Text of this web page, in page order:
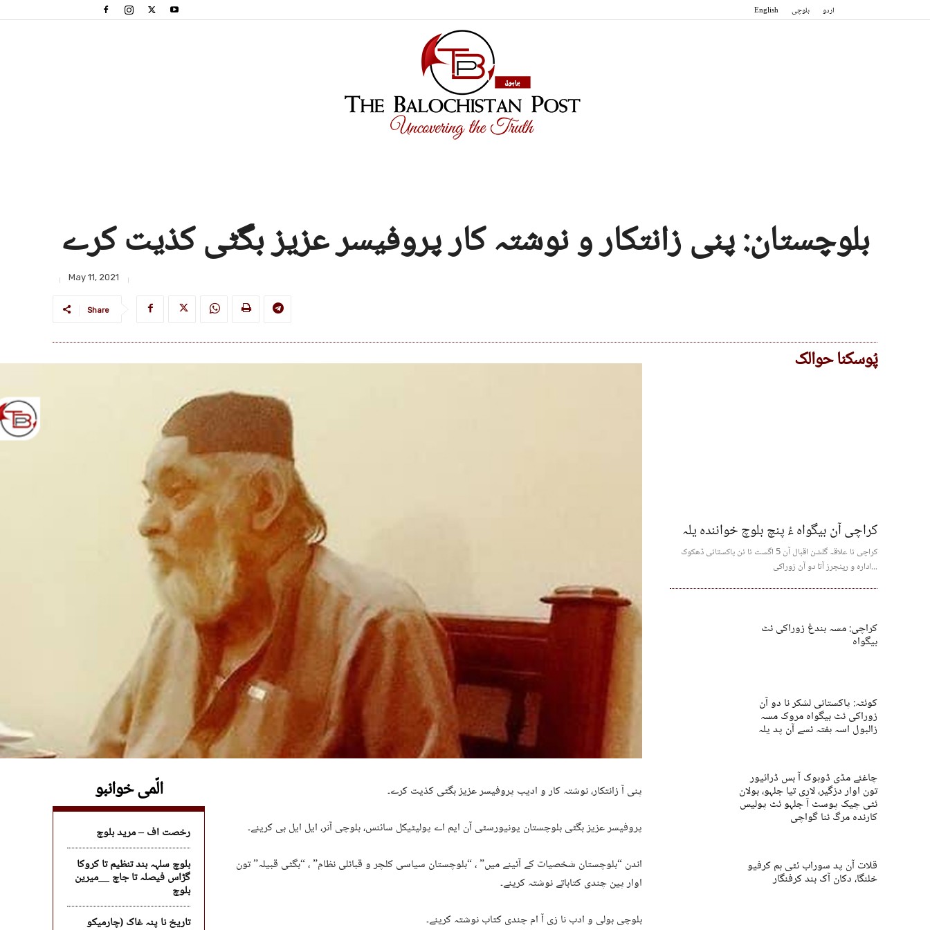
English بلوچی اردو
بلوچستان: پنی زانتکار و نوشتہ کار پروفیسر عزیز بگٹی کذیت کرے
May 11, 2021
Share
الّمی خوانبو
رخصت اف – مرید بلوچ
بلوچ سلہہ بند تنظیم تا کروکا
گڑاس فیصلہ تا جاچ __میرین
بلوچ
تاریخ نا پنہ غاک (چارمیکو
پنی آ زانتکار، نوشتہ کار و ادیب پروفیسر عزیز بگٹی کذیت کرے۔
پروفیسر عزیز بگٹی بلوچستان یونیورسٹی آن ایم اے پولیٹیکل سائنس، بلوچی آنر، ایل ایل بی کرینے۔
اندن “بلوچستان شخصیات کے آئینے میں” ، “بلوچستان سیاسی کلچر و قبائلی نظام” ، “بگٹی قبیلہ” تون
اوار پین چندی کتاباتے نوشتہ کرینے۔
بلوچی بولی و ادب نا زی آ ام چندی کتاب نوشتہ کرینے۔
پُوسکنا حوالک
کراچی آن بیگواہ ءُ پنچ بلوچ خوانندہ یلہ
کراچی نا علاقہ گلشن اقبال آن 5 اگست نا نن پاکستانی ڈھکوک
ادارہ و رینجرز آتا دو آن زوراکی...
کراچی: مسہ بندغ زوراکی ئٹ
بیگواہ
کوئٹہ: پاکستانی لشکر نا دو آن
زوراکی ئٹ بیگواہ مروک مسہ
زالبول اسہ ہفتہ ئسے آن پد یلہ
چاغئے مڈی ڈوہوک آ بس ڈرائیور
تون اوار دزگیر، لاری تیا جلہو، بولان
ئٹی چیک پوسٹ آ جلہو ئٹ پولیس
کارندہ مرگ ئنا گواچی
قلات آن پد سوراب ئٹی ہم کرفیو
خلنگا، دکان آک بند کرفنگار